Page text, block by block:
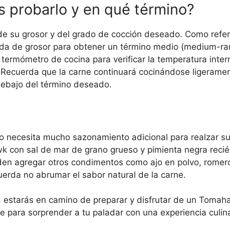
probarlo y en qué término?
su grosor y del grado de cocción deseado. Como
de grosor para obtener un término medio (medium-
de cocina para verificar la temperatura
que la carne continuará cocinándose
del término deseado.
necesita mucho sazonamiento adicional para realzar
con sal de mar de grano grueso y pimienta negra
agregar otros condimentos como ajo en polvo,
no abrumar el sabor natural de la carne.
en camino de preparar y disfrutar de un
para sorprender a tu paladar con una experiencia